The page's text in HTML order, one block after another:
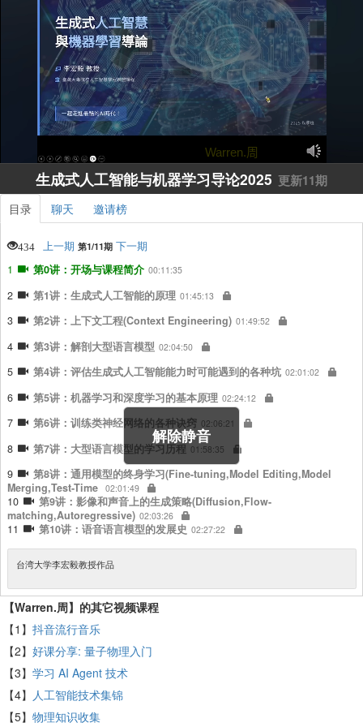
Warren.周
取
静
毕:
播
放
度
生成式人工智能与机器学习导论2025 更新11期
解除静音
目录 聊天 邀请榜
434 上一期 第1/11期 下一期
1
第0讲：开场与课程简介 00:11:35
2 第1讲：生成式人工智能的原理 01:45:13
3 第2讲：上下文工程(Context Engineering) 01:49:52
4 第3讲：解剖大型语言模型 02:04:50
5 第4讲：评估生成式人工智能能力时可能遇到的各种坑 02:01:02
6 第5讲：机器学习和深度学习的基本原理 02:24:12
7 第6讲：训练类神经网络的各种诀窍 02:06:21
8 第7讲：大型语言模型的学习历程 01:58:35
9
第8讲：通用模型的终身学习(Fine-tuning,Model Editing,Model
Merging,Test-Time 02:01:49
10
第9讲：影像和声音上的生成策略(Diffusion,Flow-
matching,Autoregressive) 02:03:26
11 第10讲：语音语言模型的发展史 02:27:22
台湾大学李宏毅教授作品
【Warren.周】的其它视频课程
【1】 抖音流行音乐
【2】 好课分享: 量子物理入门
【3】 学习 AI Agent 技术
【4】 人工智能技术集锦
【5】 物理知识收集